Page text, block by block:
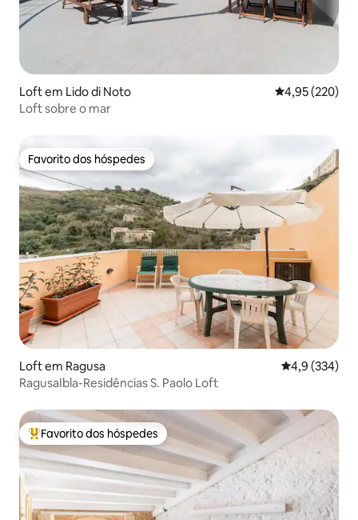
Loft em Lido di Noto Classificação
4,95 (220)
Loft sobre o mar
Favorito dos hóspedes
Favorito dos hóspedes
Loft em Ragusa Classificação
4,9 (334)
RagusaIbla-Residências S. Paolo Loft
Favoritos dos hóspedes mais apreciados
Favorito dos hóspedes